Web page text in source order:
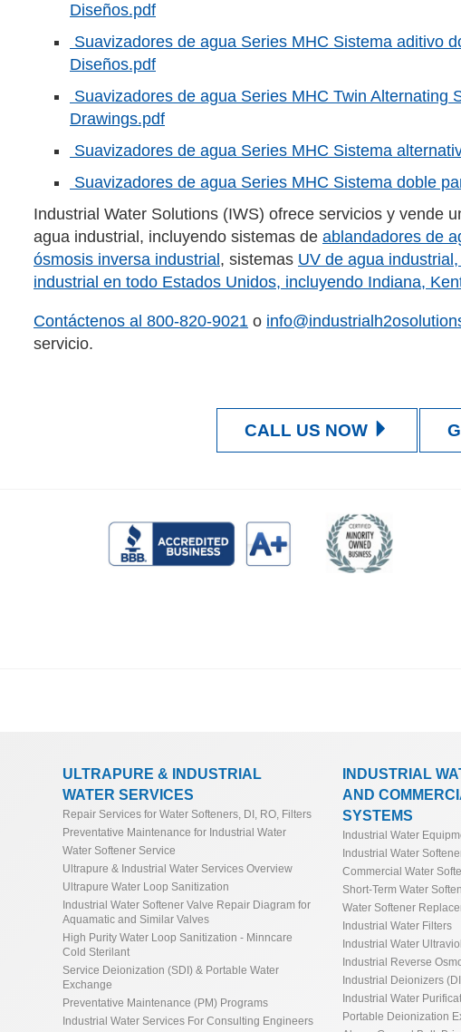
Diseños.pdf
Suavizadores de agua Series MHC Sistema aditivo
Diseños.pdf
Suavizadores de agua Series MHC Twin Alternating
Drawings.pdf
Suavizadores de agua Series MHC Sistema
Suavizadores de agua Series MHC Sistema doble
Industrial Water Solutions (IWS) ofrece servicios y vende
agua industrial, incluyendo sistemas de ablandadores de
ósmosis inversa industrial , sistemas UV de agua industrial
industrial en todo Estados Unidos, incluyendo Indiana,
Contáctenos al 800-820-9021 o
servicio.
CALL US NOW
ULTRAPURE & INDUSTRIAL
WATER SERVICES
Repair Services for Water Softeners, DI, RO, Filters
Preventative Maintenance for Industrial Water
Water Softener Service
Ultrapure & Industrial Water Services Overview
Ultrapure Water Loop Sanitization
Industrial Water Softener Valve Repair Diagram for
Aquamatic and Similar Valves
High Purity Water Loop Sanitization - Minncare
Cold Sterilant
Service Deionization (SDI) & Portable Water
Exchange
Preventative Maintenance (PM) Programs
Industrial Water Services For Consulting Engineers
INDUSTRIAL
AND
SYSTEMS
Industrial Water
Industrial Water
Commercial Water
Short-Term Water
Water Softener
Industrial Water Filters
Industrial Water
Industrial Reverse
Industrial Deionizers
Industrial Water
Portable Deionization